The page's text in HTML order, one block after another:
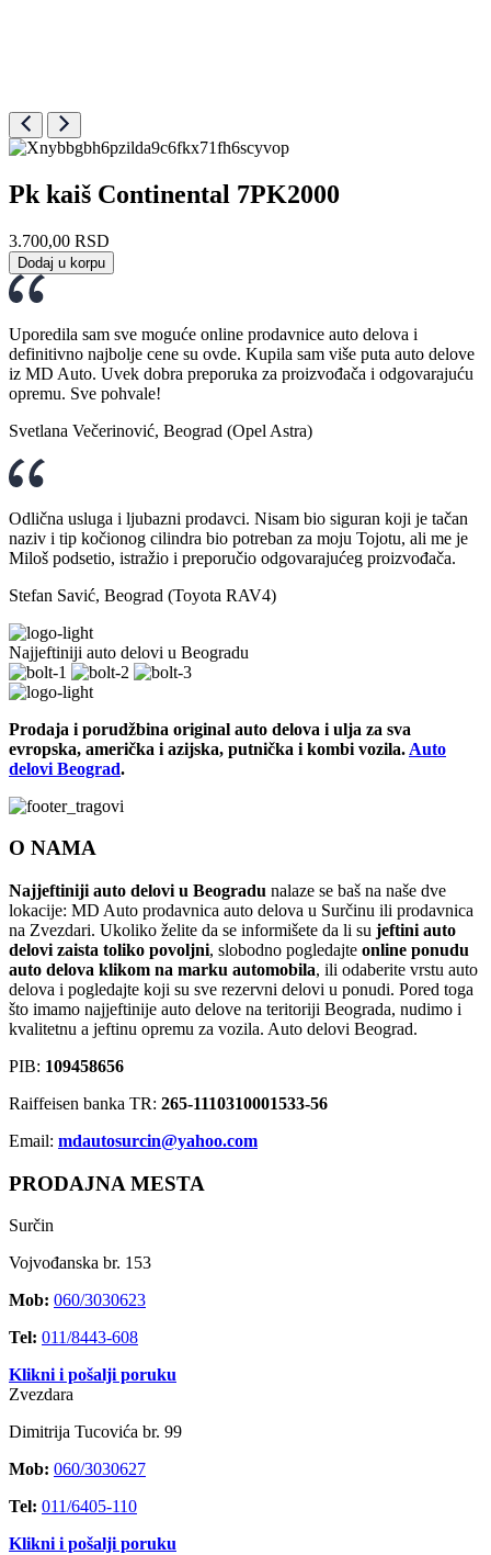
Pk kaiš Continental 7PK2000
3.700,00 RSD
Dodaj u korpu
Uporedila sam sve moguće online prodavnice auto delova i
definitivno najbolje cene su ovde. Kupila sam više puta auto delove
iz MD Auto. Uvek dobra preporuka za proizvođača i odgovarajuću
opremu. Sve pohvale!
Svetlana Večerinović, Beograd (Opel Astra)
Odlična usluga i ljubazni prodavci. Nisam bio siguran koji je tačan
naziv i tip kočionog cilindra bio potreban za moju Tojotu, ali me je
Miloš podsetio, istražio i preporučio odgovarajućeg proizvođača.
Stefan Savić, Beograd (Toyota RAV4)
Najjeftiniji auto delovi u Beogradu
Prodaja i porudžbina original auto delova i ulja za sva
evropska, američka i azijska, putnička i kombi vozila. Auto
delovi Beograd.
O NAMA
Najjeftiniji auto delovi u Beogradu nalaze se baš na naše dve
lokacije: MD Auto prodavnica auto delova u Surčinu ili prodavnica
na Zvezdari. Ukoliko želite da se informišete da li su jeftini auto
delovi zaista toliko povoljni, slobodno pogledajte online ponudu
auto delova klikom na marku automobila, ili odaberite vrstu auto
delova i pogledajte koji su sve rezervni delovi u ponudi. Pored toga
što imamo najjeftinije auto delove na teritoriji Beograda, nudimo i
kvalitetnu a jeftinu opremu za vozila. Auto delovi Beograd.
PIB: 109458656
Raiffeisen banka TR: 265-1110310001533-56
Email: mdautosurcin@yahoo.com
PRODAJNA MESTA
Surčin
Vojvođanska br. 153
Mob: 060/3030623
Tel: 011/8443-608
Klikni i pošalji poruku
Zvezdara
Dimitrija Tucovića br. 99
Mob: 060/3030627
Tel: 011/6405-110
Klikni i pošalji poruku